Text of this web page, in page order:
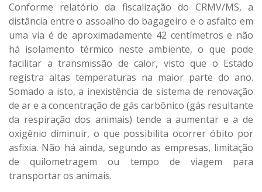
Conforme relatório da fiscalização do CRMV/MS, a
distância entre o assoalho do bagageiro e o asfalto em
uma via é de aproximadamente 42 centímetros e não
há isolamento térmico neste ambiente, o que pode
facilitar a transmissão de calor, visto que o Estado
registra altas temperaturas na maior parte do ano.
Somado a isto, a inexistência de sistema de renovação
de ar e a concentração de gás carbônico (gás resultante
da respiração dos animais) tende a aumentar e a de
oxigênio diminuir, o que possibilita ocorrer óbito por
asfixia. Não há ainda, segundo as empresas, limitação
de quilometragem ou tempo de viagem para
transportar os animais.